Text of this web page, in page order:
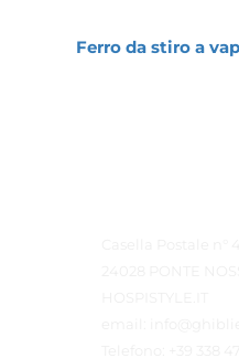
Ferro da stiro a